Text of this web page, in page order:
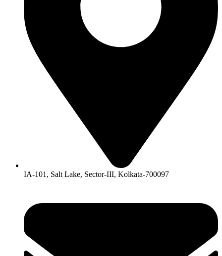
IA-101, Salt Lake, Sector-III, Kolkata-700097